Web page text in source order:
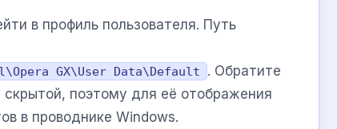
в профиль пользователя. Путь
GX\User Data\Default
. Обратите
скрытой, поэтому для её отображения
в проводнике Windows.